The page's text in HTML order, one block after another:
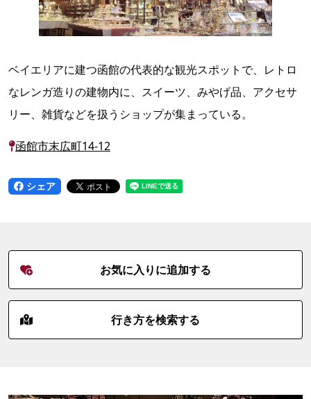
ベイエリアに建つ函館の代表的な観光スポットで、レトロ
なレンガ造りの建物内に、スイーツ、みやげ品、アクセサ
リー、雑貨などを扱うショップが集まっている。
函館市末広町14-12
シェア
お気に入りに追加する
行き方を検索する